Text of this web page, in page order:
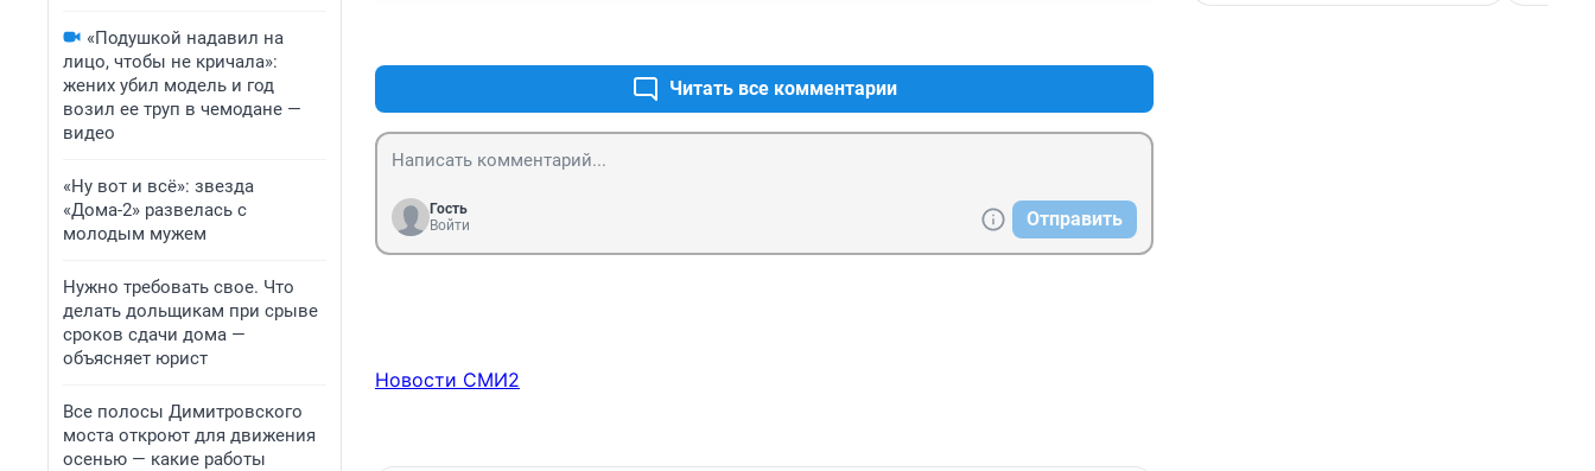
«Подушкой надавил на
лицо, чтобы не кричала»:
жених убил модель и год
возил ее труп в чемодане —
видео
«Ну вот и всё»: звезда
«Дома-2» развелась с
молодым мужем
Нужно требовать свое. Что
делать дольщикам при срыве
сроков сдачи дома —
объясняет юрист
Все полосы Димитровского
моста откроют для движения
осенью — какие работы
Читать все комментарии
Гость
Войти
Отправить
Новости СМИ2